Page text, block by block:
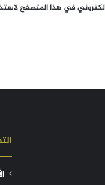
في هذا المتصفح